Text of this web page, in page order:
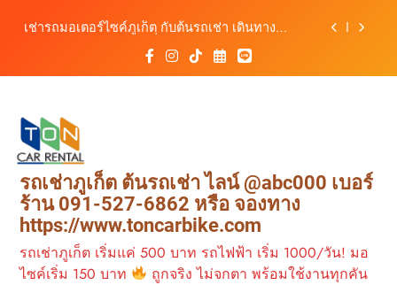
เช่ารถมอเตอร์ไซค์ภูเก็ต กับต้นรถเช่า เดินทาง
ต้นรถเช่า ครบทุกฟังก์ชันการใช้งาน ครบทุกประเภท
รถ ตอบโจทย์ทุกการเดินทางในภูเก็ต
สิงหาคม–ตุลาคม 2569
ต้นรถเช่าภูเก็ต บริการรถเช่าครบวงจร ราคาคุ้มค่า
เดินทางสะดวกทุกเส้นทาง
เช่ารถมอเตอร์ไซค์ภูเก็ต กับต้นรถเช่า เดินทาง
สะดวก ราคาประหยัด เริ่มต้นเพียง 150 บาท/วัน
ต้นรถเช่า ครบทุกฟังก์ชันการใช้งาน ครบทุกประเภท
รถ ตอบโจทย์ทุกการเดินทางในภูเก็ต
รถเช่าภูเก็ต ต้นรถเช่า ไลน์ @abc000 เบอร์
ร้าน 091-527-6862 หรือ จองทาง
https://www.toncarbike.com
รถเช่าภูเก็ต เริ่มแค่ 500 บาท รถไฟฟ้า เริ่ม 1000/วัน! มอ
ไซค์เริ่ม 150 บาท
ถูกจริง ไม่จกตา พร้อมใช้งานทุกคัน